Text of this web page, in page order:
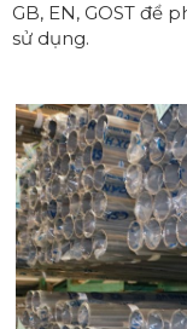
GB, EN, GOST để
sử dụng.